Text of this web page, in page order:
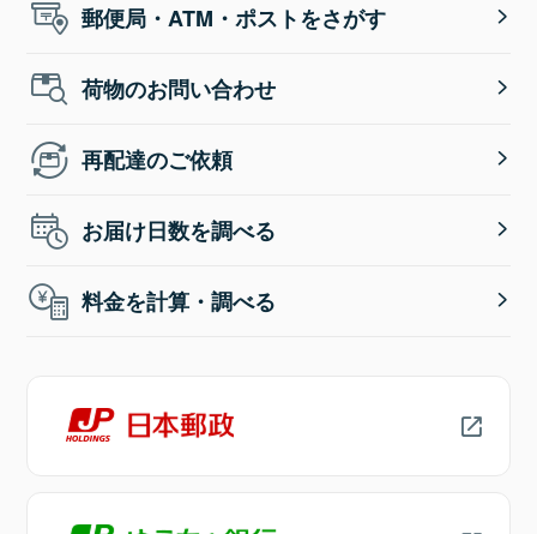
郵便局・ATM・ポストをさがす
荷物のお問い合わせ
再配達のご依頼
お届け日数を調べる
料金を計算・調べる